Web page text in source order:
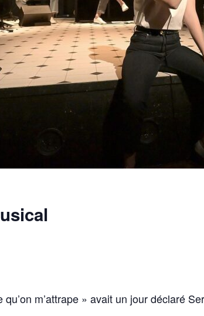
m’attrape » avait un jour déclaré